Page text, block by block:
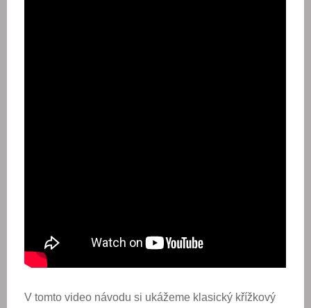
V tomto video návodu si ukážeme klasický křížkový